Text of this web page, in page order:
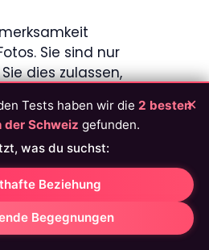
Sie sind nur
dies zulassen,
Zahlen sprechen
mit Foto erhalten bis
Nachrichten als
Ein oder zwei
Fotos reichen
Unterschied zu
Tests haben wir die2 besten
der Schweiz gefunden.
was du suchst:
Beziehung
Begegnungen
×